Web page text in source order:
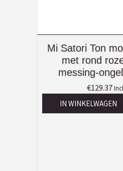
Mi Satori Ton
met rond
messing-
€129.37
IN WINKELWAGEN